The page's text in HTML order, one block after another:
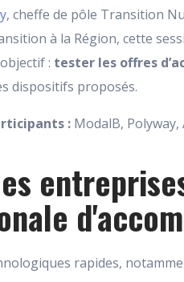
, cheffe de pôle Transition
à la Région, cette
: tester les offres
dispositifs proposés.
: ModalB, Polyway,
rapides,